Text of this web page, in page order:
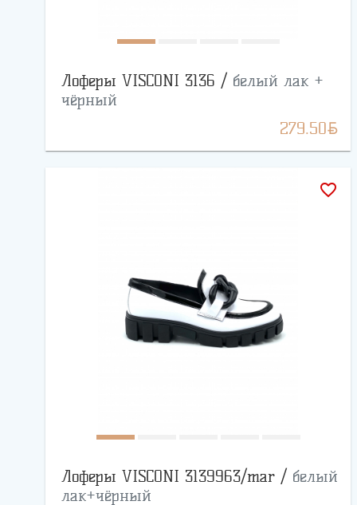
Лоферы VISCONI 3136 / белый лак +
чёрный
279.50BYN
favorite_border
Лоферы VISCONI 3139963/mar / белый
лак+чёрный